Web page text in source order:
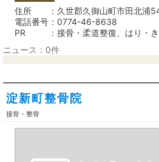
住所
久世郡久御山町市田北浦
電話番号
0774-46-8638
PR
接骨・柔道整復、はり・き
ニュース：0件
淀新町整骨院
接骨・整骨